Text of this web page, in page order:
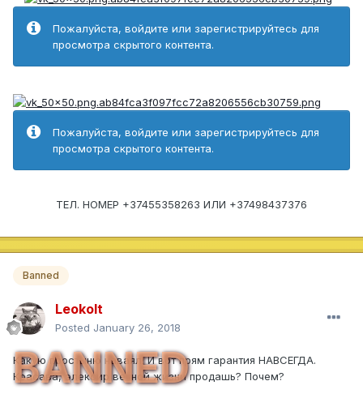
Пожалуйста, войдите или зарегистрируйтесь для
просмотра скрытого контента.
Пожалуйста, войдите или зарегистрируйтесь для
просмотра скрытого контента.
ТЕЛ. НОМЕР +37455358263 ИЛИ +37498437376
Banned
Leokolt
Posted January 26, 2018
BANNED
Какую простыню наваял! И вот прям гарантия НАВСЕГДА.
Красава, элексир вечной жизни продашь? Почем?